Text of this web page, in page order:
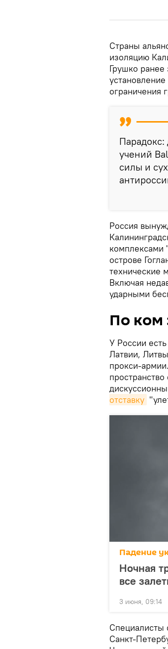
Страны
изоляцию
Грушко
ограничения
учений
силы и
Россия
комплексами
острове
технические
Включая
ударными
По ком
У России
Латвии,
прокси-
отставку
Падение
Ночная
все
3 июня, 09:14
Специалисты
Санкт-